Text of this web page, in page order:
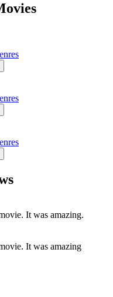
It was amazing.
It was amazing